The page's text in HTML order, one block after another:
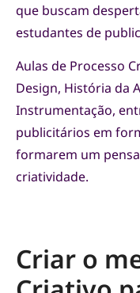
que buscam
estudantes de
Aulas de Processo
Design, História da
Instrumentação,
publicitários em
formarem um
criatividade.
Criar o